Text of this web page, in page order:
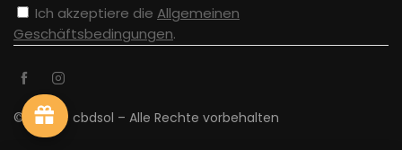
Ich akzeptiere die Allgemeinen
Geschäftsbedingungen.
© 2023 – cbdsol – Alle Rechte vorbehalten